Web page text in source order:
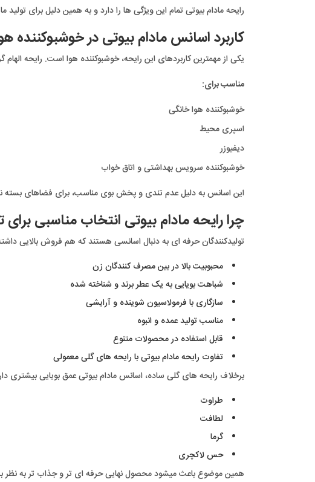
رایحه مادام بیوتی تمام این ویژگی ها را دارد و به همین دلیل برای
کاربرد اسانس مادام بیوتی در خوشبوکننده
یکی از مهمترین کاربردهای این رایحه، خوشبوکننده هوا است. رایحه
مناسب برای:
خوشبوکننده هوا خانگی
اسپری محیط
دیفیوزر
خوشبوکننده سرویس بهداشتی و اتاق خواب
این اسانس به دلیل عدم تندی و پخش بوی مناسب، برای فضاهای بسته
چرا رایحه مادام بیوتی انتخاب مناسبی
تولیدکنندگان حرفه ای به دنبال اسانسی هستند که هم فروش بالایی
محبوبیت بالا در بین مصرف کنندگان زن
شباهت بویایی به یک عطر برند و شناخته شده
سازگاری با فرمولاسیون شوینده و آرایشی
مناسب تولید عمده و انبوه
قابل استفاده در محصولات متنوع
تفاوت رایحه مادام بیوتی با رایحه های گلی معمولی
برخلاف رایحه های گلی ساده، اسانس مادام بیوتی عمق بویایی بیشتری
طراوت
لطافت
گرما
حس لاکچری
همین موضوع باعث میشود محصول نهایی حرفه ای تر و جذاب تر به نظر